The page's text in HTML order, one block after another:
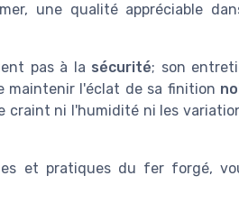
une qualité appréciable
pas à la sécurité; son
maintenir l'éclat de sa finition
ni l'humidité ni les
et pratiques du fer forgé,